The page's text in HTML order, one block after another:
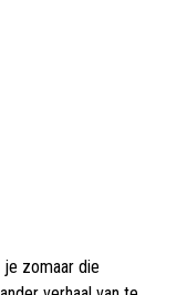
je zomaar die